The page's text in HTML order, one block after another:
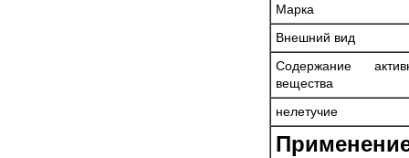
Марка
Внешний вид
Содержание
вещества
нелетучие